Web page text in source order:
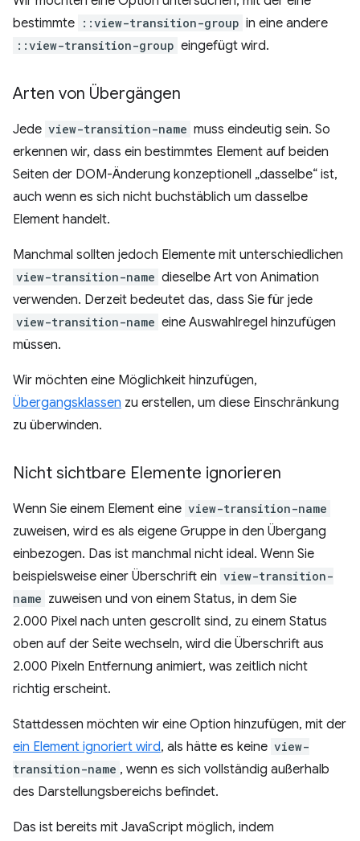
bestimmte ::view-transition-group in eine andere
::view-transition-group eingefügt wird.
Arten von Übergängen
Jede view-transition-name muss eindeutig sein. So
erkennen wir, dass ein bestimmtes Element auf beiden
Seiten der DOM-Änderung konzeptionell „dasselbe“ ist,
auch wenn es sich nicht buchstäblich um dasselbe
Element handelt.
Manchmal sollten jedoch Elemente mit unterschiedlichen
view-transition-name dieselbe Art von Animation
verwenden. Derzeit bedeutet das, dass Sie für jede
view-transition-name eine Auswahlregel hinzufügen
müssen.
Wir möchten eine Möglichkeit hinzufügen,
Übergangsklassen zu erstellen, um diese Einschränkung
zu überwinden.
Nicht sichtbare Elemente ignorieren
Wenn Sie einem Element eine view-transition-name
zuweisen, wird es als eigene Gruppe in den Übergang
einbezogen. Das ist manchmal nicht ideal. Wenn Sie
beispielsweise einer Überschrift ein view-transition-
name zuweisen und von einem Status, in dem Sie
2.000 Pixel nach unten gescrollt sind, zu einem Status
oben auf der Seite wechseln, wird die Überschrift aus
2.000 Pixeln Entfernung animiert, was zeitlich nicht
richtig erscheint.
Stattdessen möchten wir eine Option hinzufügen, mit der
ein Element ignoriert wird, als hätte es keine view-
transition-name , wenn es sich vollständig außerhalb
des Darstellungsbereichs befindet.
Das ist bereits mit JavaScript möglich, indem